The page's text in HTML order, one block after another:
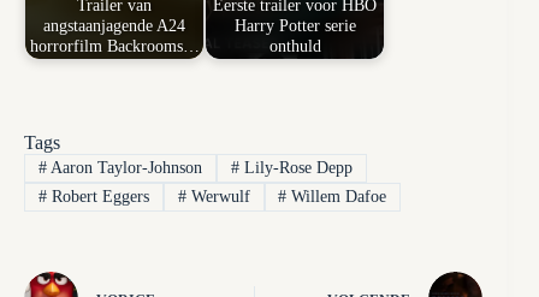
Trailer van
angstaanjagende A24
horrorfilm Backrooms…
Eerste trailer voor HBO
Harry Potter serie
onthuld
Tags
#Aaron Taylor-Johnson #Lily-Rose Depp
#Robert Eggers #Werwulf # Willem Dafoe